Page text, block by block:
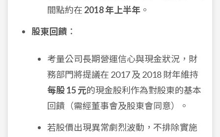
間點約在 2018 年上半年 。
股東回饋 ：
考量公司長期營運信心與現金狀況，財
務部門將提議在 2017 及 2018 財年維持
每股 15 元的現金股利作為對股東的基本
回饋（需經董事會及股東會同意）。
若股價出現異常劇烈波動，不排除實施